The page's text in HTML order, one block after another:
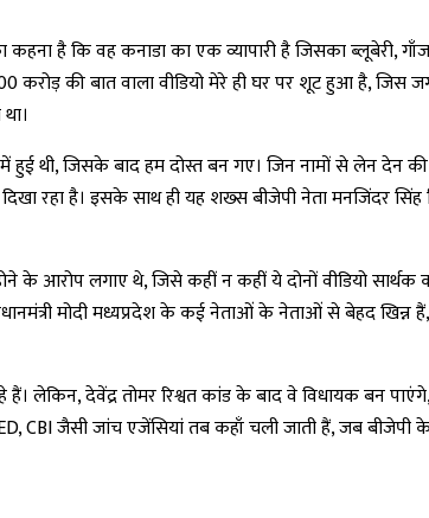
है कि वह कनाडा का एक व्यापारी है जिसका ब्लूबेरी,
की बात वाला वीडियो मेरे ही घर पर शूट हुआ है, जिस
हुई थी, जिसके बाद हम दोस्त बन गए। जिन नामों से लेन देन
रहा है। इसके साथ ही यह शख्स बीजेपी नेता मनजिंदर
के आरोप लगाए थे, जिसे कहीं न कहीं ये दोनों वीडियो
मोदी मध्यप्रदेश के कई नेताओं के नेताओं से बेहद खिन्न
लेकिन, देवेंद्र तोमर रिश्वत कांड के बाद वे विधायक बन
CBI जैसी जांच एजेंसियां तब कहाँ चली जाती हैं, जब बीजेपी